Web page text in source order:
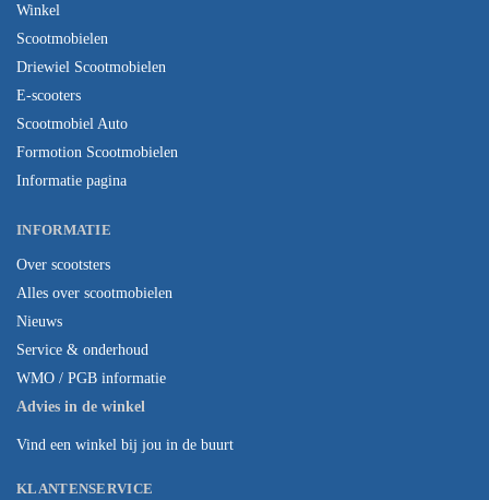
Winkel
Scootmobielen
Driewiel Scootmobielen
E-scooters
Scootmobiel Auto
Formotion Scootmobielen
Informatie pagina
INFORMATIE
Over scootsters
Alles over scootmobielen
Nieuws
Service & onderhoud
WMO / PGB informatie
Advies in de winkel
Vind een winkel bij jou in de buurt
KLANTENSERVICE